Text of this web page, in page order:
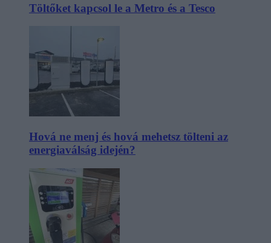
Töltőket kapcsol le a Metro és a Tesco
Hová ne menj és hová mehetsz tölteni az
energiaválság idején?